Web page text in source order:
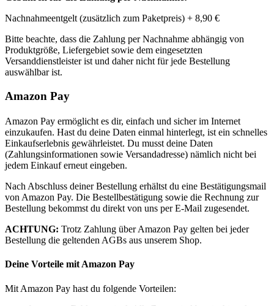
Nachnahmeentgelt (zusätzlich zum Paketpreis) + 8,90 €
Bitte beachte, dass die Zahlung per Nachnahme abhängig von
Produktgröße, Liefergebiet sowie dem eingesetzten
Versanddienstleister ist und daher nicht für jede Bestellung
auswählbar ist.
Amazon Pay
Amazon Pay ermöglicht es dir, einfach und sicher im Internet
einzukaufen. Hast du deine Daten einmal hinterlegt, ist ein schnelles
Einkaufserlebnis gewährleistet. Du musst deine Daten
(Zahlungsinformationen sowie Versandadresse) nämlich nicht bei
jedem Einkauf erneut eingeben.
Nach Abschluss deiner Bestellung erhältst du eine Bestätigungsmail
von Amazon Pay. Die Bestellbestätigung sowie die Rechnung zur
Bestellung bekommst du direkt von uns per E-Mail zugesendet.
ACHTUNG: Trotz Zahlung über Amazon Pay gelten bei jeder
Bestellung die geltenden AGBs aus unserem Shop.
Deine Vorteile mit Amazon Pay
Mit Amazon Pay hast du folgende Vorteilen: